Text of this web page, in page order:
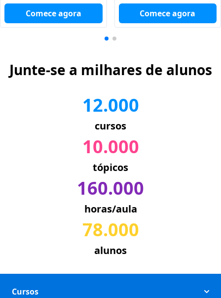
Comece agora Comece agora
Junte-se a milhares de alunos
12.000
cursos
10.000
tópicos
160.000
horas/aula
78.000
alunos
Cursos